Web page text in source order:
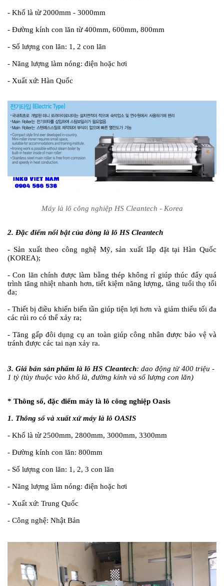
- Khổ là từ 2000mm - 3000mm
- Đường kính con lăn từ 400mm, 600mm, 800mm
- Số lượng con lăn: 1, 2 con lăn
- Năng lượng làm nóng: điện hoặc hơi
- Xuất xứ: Hàn Quốc
Máy là lô công nghiệp HS Cleantech - Korea
2. Đặc điểm nổi bật của dòng là lô HS Cleantech
- Sản xuất theo công nghệ Mỹ, sản xuất lắp đặt tại Hàn Quốc
(KOREA);
- Con lăn chính được làm bằng thép không rỉ giúp thúc đẩy quá
trình tăng nhiệt nhanh hơn, tiết kiệm năng lượng, tăng tuổi thọ tối
đa;
- Thiết bị điều khiển biến tần giúp tiện lợi hơn và giảm thiểu tối đa
các rủi ro có thể xảy ra;
- Tăng gấp đôi dụng cụ an toàn giúp công nhân được bảo vệ và
tránh được các tai nạn xảy ra.
3. Giá bán sản phẩm là lô HS Cleantech: dao động từ 400 triệu -
1 tỷ (tùy thuộc vào khổ là, đường kính và số lượng con lăn)
* Thông số, đặc điểm máy là lô công nghiệp Oasis
1. Thông số và xuất xứ máy là lô OASIS
- Khổ là từ 2500mm, 2800mm, 3000mm, 3300mm
- Đường kính con lăn: 800mm
- Số lượng con lăn: 1, 2, 3 con lăn
- Năng lượng làm nóng: điện hoặc hơi
- Xuất xứ: Trung Quốc
- Công nghệ: Nhật Bản